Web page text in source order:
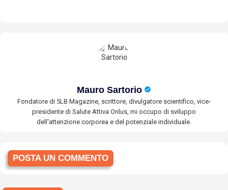
Mauro Sartorio
Fondatore di 5LB Magazine, scrittore, divulgatore scientifico, vice-
presidente di Salute Attiva Onlus, mi occupo di sviluppo
dell'attenzione corporea e del potenziale individuale.
POSTA UN COMMENTO